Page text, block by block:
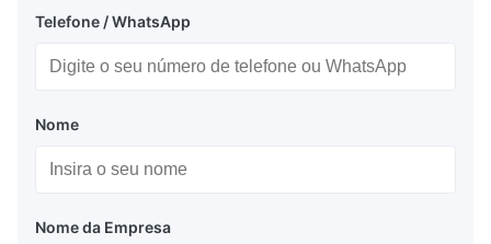
Telefone / WhatsApp
Nome
Nome da Empresa